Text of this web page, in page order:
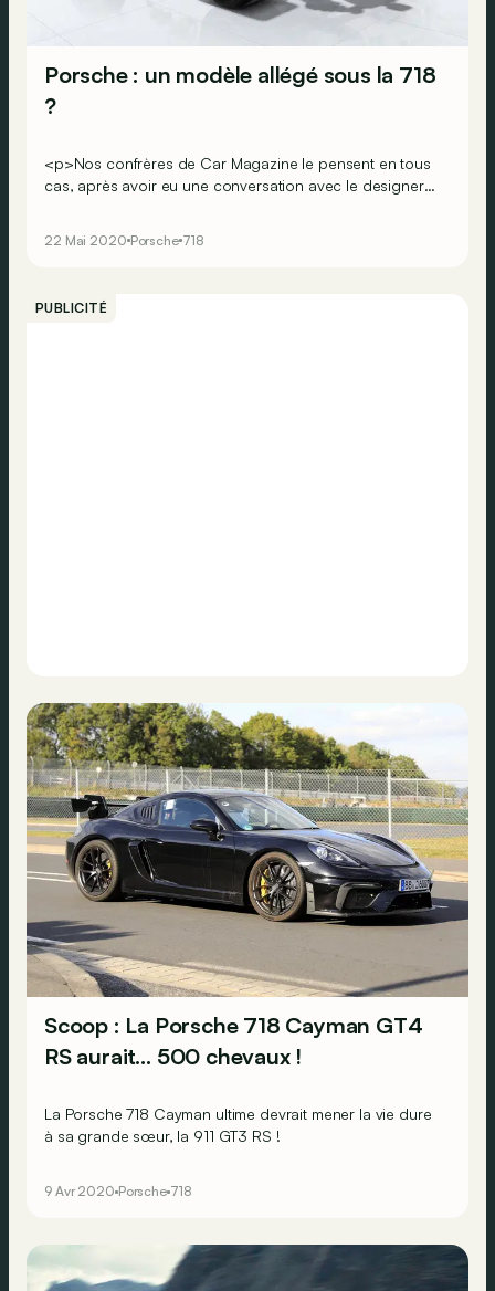
Porsche : un modèle allégé sous la 718
?
<p>Nos confrères de Car Magazine le pensent en tous
cas, après avoir eu une conversation avec le designer
22 Mai 2020 Porsche 718
PUBLICITÉ
Scoop : La Porsche 718 Cayman GT4
RS aurait… 500 chevaux !
La Porsche 718 Cayman ultime devrait mener la vie dure
à sa grande sœur, la 911 GT3 RS !
9 Avr 2020 Porsche 718